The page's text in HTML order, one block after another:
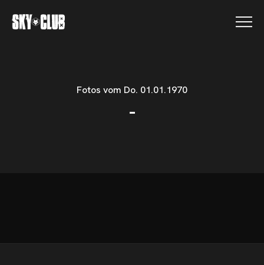
Fotos vom Do. 01.01.1970
-
SKY CLUB FOTOS